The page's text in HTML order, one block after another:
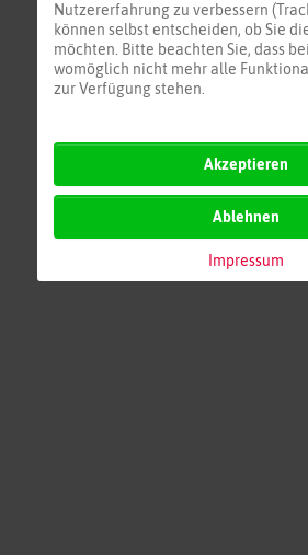
Korsika/Sardinien
Italien/Malta/Lybien
Östl. Mittelmeer
Mittelmeer Zentral
Nutzererfahrung zu verbessern
können selbst entscheiden, ob Sie
möchten. Bitte beachten Sie, dass
womöglich nicht mehr alle
zur Verfügung stehen.
Akzeptieren
Ablehnen
Impressum